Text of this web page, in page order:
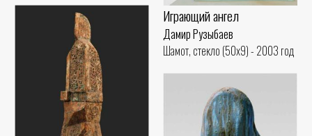
Играющий ангел
Дамир Рузыбаев
Шамот, стекло (50x9) - 2003 год